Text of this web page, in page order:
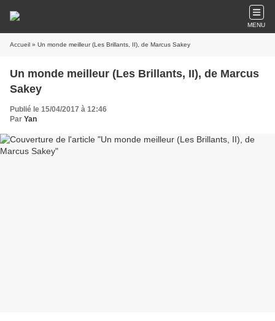
MENU
Accueil » Un monde meilleur (Les Brillants, II), de Marcus Sakey
Un monde meilleur (Les Brillants, II), de Marcus
Sakey
Publié le 15/04/2017 à 12:46
Par Yan